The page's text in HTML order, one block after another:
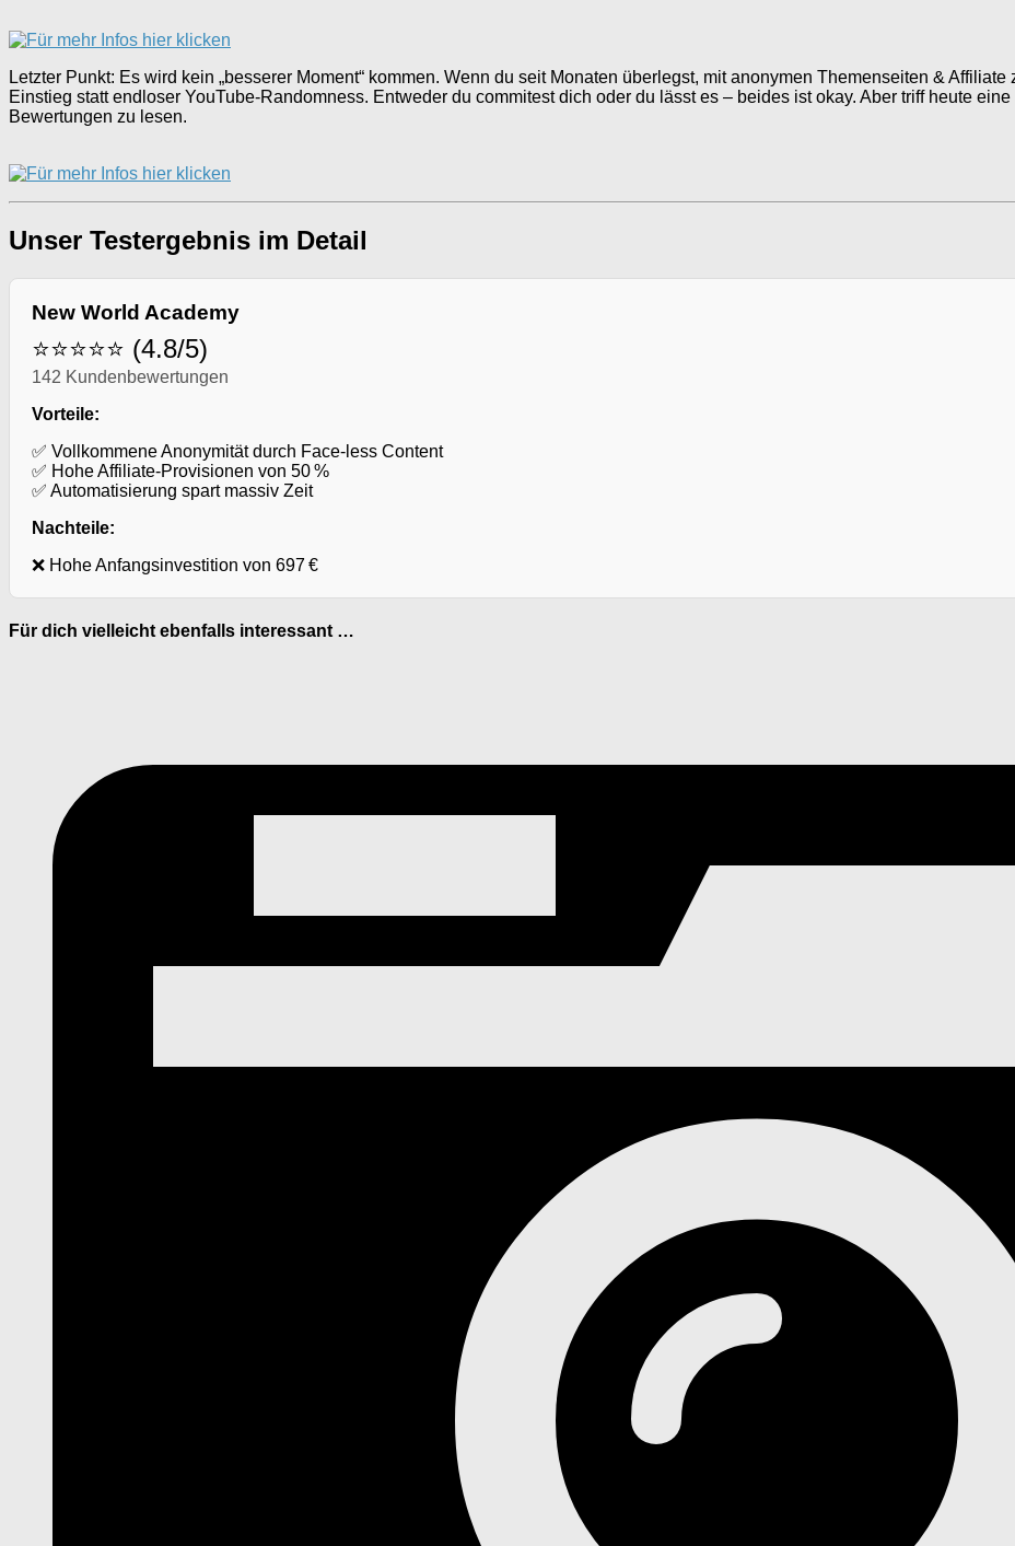
Letzter Punkt: Es wird kein „besserer Moment“ kommen. Wenn du seit Monaten überlegst, mit anonymen Themenseiten &
Einstieg statt endloser YouTube-Randomness. Entweder du commitest dich oder du lässt es – beides ist okay. Aber triff heute
Bewertungen zu lesen.
Unser Testergebnis im Detail
New World Academy
⭐⭐⭐⭐⭐ (4.8/5)
142 Kundenbewertungen
Vorteile:
✅ Vollkommene Anonymität durch Face-less Content
✅ Hohe Affiliate-Provisionen von 50 %
✅ Automatisierung spart massiv Zeit
Nachteile:
❌ Hohe Anfangsinvestition von 697 €
Für dich vielleicht ebenfalls interessant …